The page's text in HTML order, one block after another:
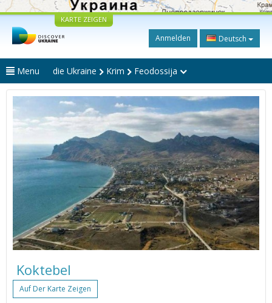
KARTE ZEIGEN
Anmelden Deutsch
Menu die Ukraine Krim Feodossija
Koktebel
Auf Der Karte Zeigen